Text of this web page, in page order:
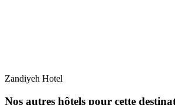
Zandiyeh Hotel
Nos autres hôtels pour cette